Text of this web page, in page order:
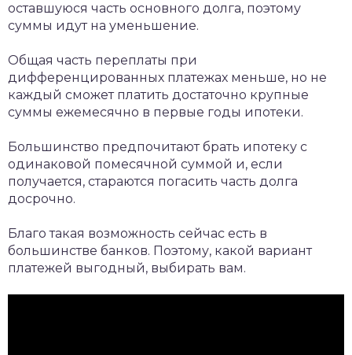
оставшуюся часть основного долга, поэтому
суммы идут на уменьшение.
Общая часть переплаты при
дифференцированных платежах меньше, но не
каждый сможет платить достаточно крупные
суммы ежемесячно в первые годы ипотеки.
Большинство предпочитают брать ипотеку с
одинаковой помесячной суммой и, если
получается, стараются погасить часть долга
досрочно.
Благо такая возможность сейчас есть в
большинстве банков. Поэтому, какой вариант
платежей выгодный, выбирать вам.